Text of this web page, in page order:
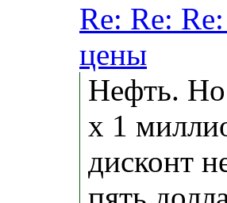
Re: Re:
цены
Нефть. Но
х 1
дисконт